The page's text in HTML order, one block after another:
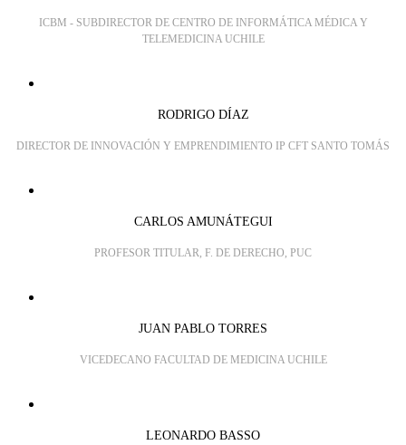
ICBM - SUBDIRECTOR DE CENTRO DE INFORMÁTICA MÉDICA Y
TELEMEDICINA UCHILE
RODRIGO DÍAZ
DIRECTOR DE INNOVACIÓN Y EMPRENDIMIENTO IP CFT SANTO TOMÁS
CARLOS AMUNÁTEGUI
PROFESOR TITULAR, F. DE DERECHO, PUC
JUAN PABLO TORRES
VICEDECANO FACULTAD DE MEDICINA UCHILE
LEONARDO BASSO